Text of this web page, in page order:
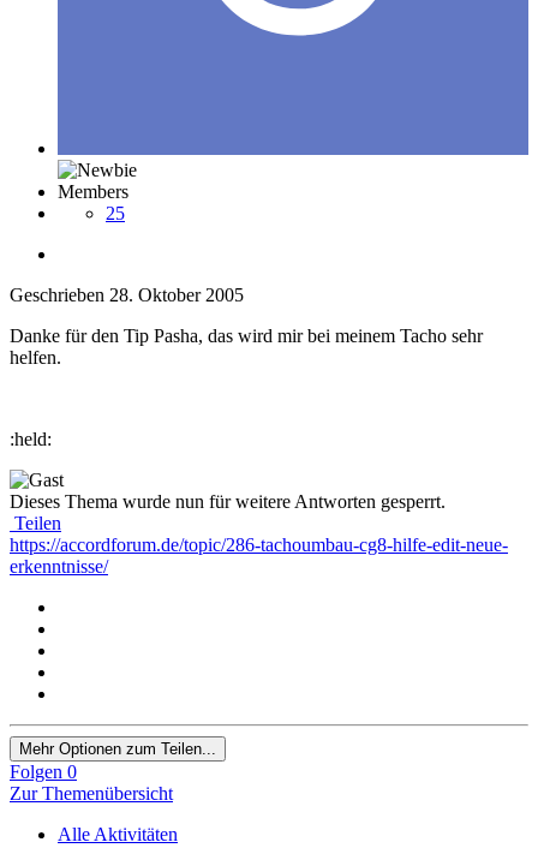
Members
25
Geschrieben 28. Oktober 2005
Danke für den Tip Pasha, das wird mir bei meinem Tacho sehr
helfen.
:held:
Dieses Thema wurde nun für weitere Antworten gesperrt.
Teilen
https://accordforum.de/topic/286-tachoumbau-cg8-hilfe-edit-neue-
erkenntnisse/
Mehr Optionen zum Teilen...
Folgen 0
Zur Themenübersicht
Alle Aktivitäten